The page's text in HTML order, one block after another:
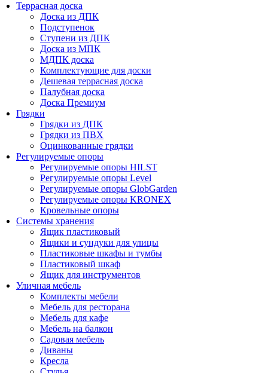
Террасная доска
Доска из ДПК
Подступенок
Ступени из ДПК
Доска из МПК
МДПК доска
Комплектующие для доски
Дешевая террасная доска
Палубная доска
Доска Премиум
Грядки
Грядки из ДПК
Грядки из ПВХ
Оцинкованные грядки
Регулируемые опоры
Регулируемые опоры HILST
Регулируемые опоры Level
Регулируемые опоры GlobGarden
Регулируемые опоры KRONEX
Кровельные опоры
Системы хранения
Ящик пластиковый
Ящики и сундуки для улицы
Пластиковые шкафы и тумбы
Пластиковый шкаф
Ящик для инструментов
Уличная мебель
Комплекты мебели
Мебель для ресторана
Мебель для кафе
Мебель на балкон
Садовая мебель
Диваны
Кресла